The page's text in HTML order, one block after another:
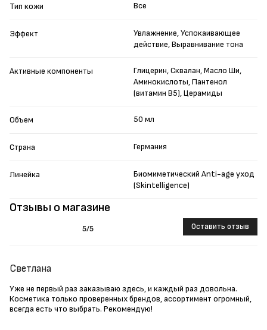
Отзывы о магазине
5/5 Оставить отзыв
Светлана
Уже не первый раз заказываю здесь, и каждый раз довольна.
Косметика только проверенных брендов, ассортимент огромный,
всегда есть что выбрать. Рекомендую!
Тип кожи Все
Эффект
Увлажнение, Успокаивающее
действие, Выравнивание тона
Активные компоненты
Глицерин, Сквалан, Масло Ши,
Аминокислоты, Пантенол
(витамин B5), Церамиды
Объем 50 мл
Страна Германия
Линейка
Биомиметический Anti-age уход
(Skintelligence)